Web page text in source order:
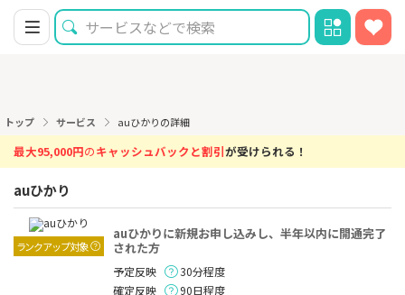
トップ サービス auひかりの詳細
最大95,000円のキャッシュバックと割引が受けられる！
auひかり
ランクアップ対象
auひかりに新規お申し込みし、半年以内に開通完了
された方
予定反映
30分程度
確定反映
90日程度